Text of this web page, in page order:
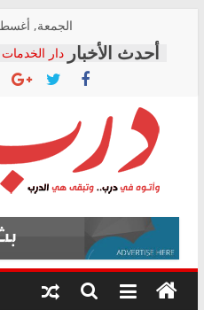
content
الجمعة, أغسطس 7,
دار
بعد مؤتمره
معاناة
فرحات
أين؟
حزب
في الصحة”
ودعم المرضى
الوزاري
إنشاء
المجلس
متابعة
قرينة
درب
وأتوه
درب..
وتبقى
هي